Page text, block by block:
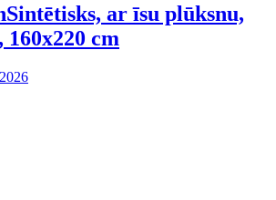
Sintētisks, ar īsu plūksnu,
160x220 cm